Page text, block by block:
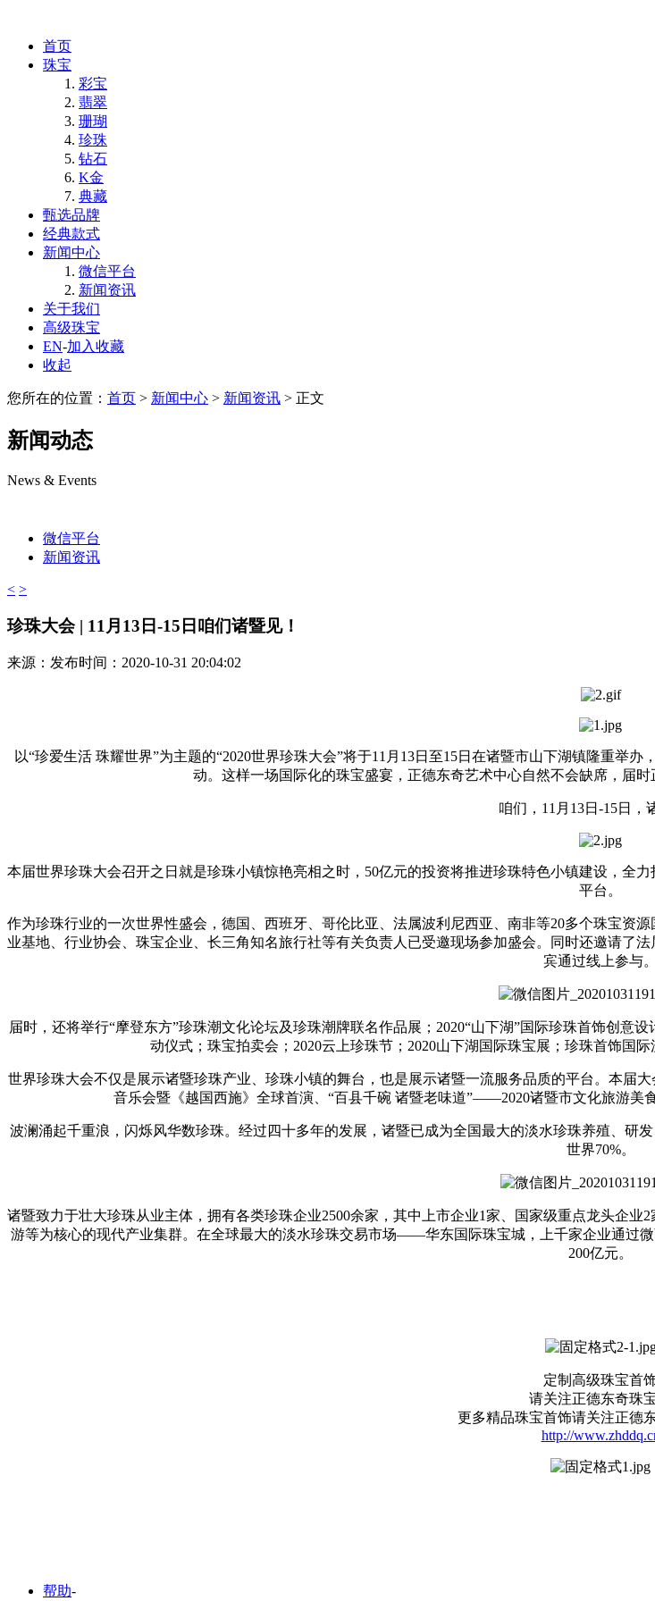
首页
珠宝
彩宝
翡翠
珊瑚
珍珠
钻石
K金
典藏
甄选品牌
经典款式
新闻中心
微信平台
新闻资讯
关于我们
高级珠宝
EN-加入收藏
收起
您所在的位置： 首页 > 新闻中心 > 新闻资讯 > 正文
新闻动态
News & Events
微信平台
新闻资讯
< >
珍珠大会 | 11月13日-15日咱们诸暨见！
来源： 发布时间：2020-10-31 20:04:02
以“珍爱生活 珠耀世界”为主题的“2020世界珍珠大会”将于11月13日至15日在诸暨市山下湖镇隆重举
动。这样一场国际化的珠宝盛宴，正德东奇艺术中心自然不会缺席，届
咱们，11月13日-15日，
本届世界珍珠大会召开之日就是珍珠小镇惊艳亮相之时，50亿元的投资将推进珍珠特色小镇建设，全
平台。
作为珍珠行业的一次世界性盛会，德国、西班牙、哥伦比亚、法属波利尼西亚、南非等20多个珠宝资
业基地、行业协会、珠宝企业、长三角知名旅行社等有关负责人已受邀现场参加盛会。同时还邀请了
宾通过线上参与。
届时，还将举行“摩登东方”珍珠潮文化论坛及珍珠潮牌联名作品展；2020“山下湖”国际珍珠首饰创
动仪式；珠宝拍卖会；2020云上珍珠节；2020山下湖国际珠宝展；珍珠首饰国
世界珍珠大会不仅是展示诸暨珍珠产业、珍珠小镇的舞台，也是展示诸暨一流服务品质的平台。本届
音乐会暨《越国西施》全球首演、“百县千碗 诸暨老味道”——2020诸暨市文化旅游美
波澜涌起千重浪，闪烁风华数珍珠。经过四十多年的发展，诸暨已成为全国最大的淡水珍珠养殖、研
世界70%。
诸暨致力于壮大珍珠从业主体，拥有各类珍珠企业2500余家，其中上市企业1家、国家级重点龙头企
游等为核心的现代产业集群。在全球最大的淡水珍珠交易市场——华东国际珠宝城，上千家企业通过
200亿元。
定制高级珠宝首
请关注正德东奇珠
更多精品珠宝首饰请关注正德
http://
帮助-